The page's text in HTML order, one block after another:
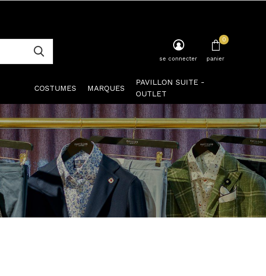
COSTUMES MARQUES
PAVILLON SUITE -
OUTLET
se connecter panier
0